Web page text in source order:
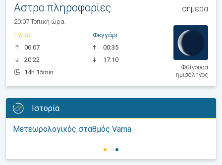
Αστρο πληροφορίες σήμερα
20:07 Τοπική ώρα
Ήλιος
06:07
20:22
14h 15min
Φεγγάρι
00:35
17:10
Φθίνουσα
ημισέληνος
Ιστορία
Μετεωρολογικός σταθμός Varna